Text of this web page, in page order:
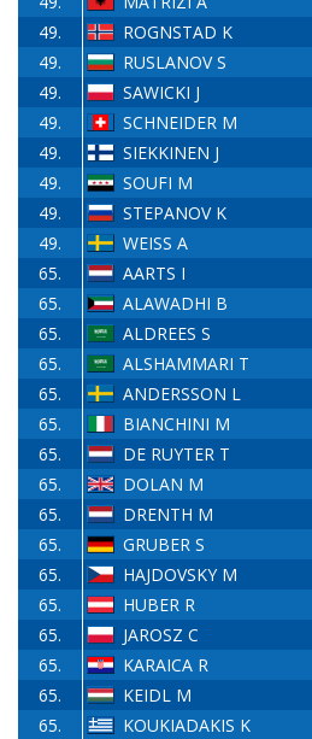
49.
ROGNSTAD K
49.
RUSLANOV S
49.
SAWICKI J
49.
SCHNEIDER M
49.
SIEKKINEN J
49.
SOUFI M
49.
STEPANOV K
49.
WEISS A
65.
AARTS I
65.
ALAWADHI B
65.
ALDREES S
65.
ALSHAMMARI T
65.
ANDERSSON L
65.
BIANCHINI M
65.
DE RUYTER T
65.
DOLAN M
65.
DRENTH M
65.
GRUBER S
65.
HAJDOVSKY M
65.
HUBER R
65.
JAROSZ C
65.
KARAICA R
65.
KEIDL M
65.
KOUKIADAKIS K